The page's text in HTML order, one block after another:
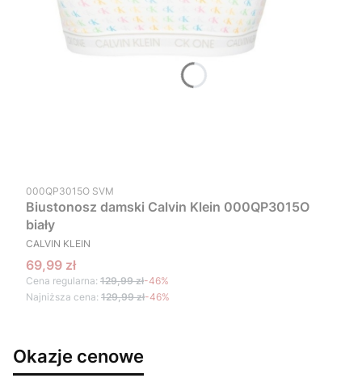
Kod produktu
000QP3015O SVM
Biustonosz damski Calvin Klein 000QP3015O
biały
PRODUCENT
CALVIN KLEIN
Cena promocyjna
69,99 zł
Cena regularna: 129,99 zł-46%
Najniższa cena: 129,99 zł-46%
Okazje cenowe